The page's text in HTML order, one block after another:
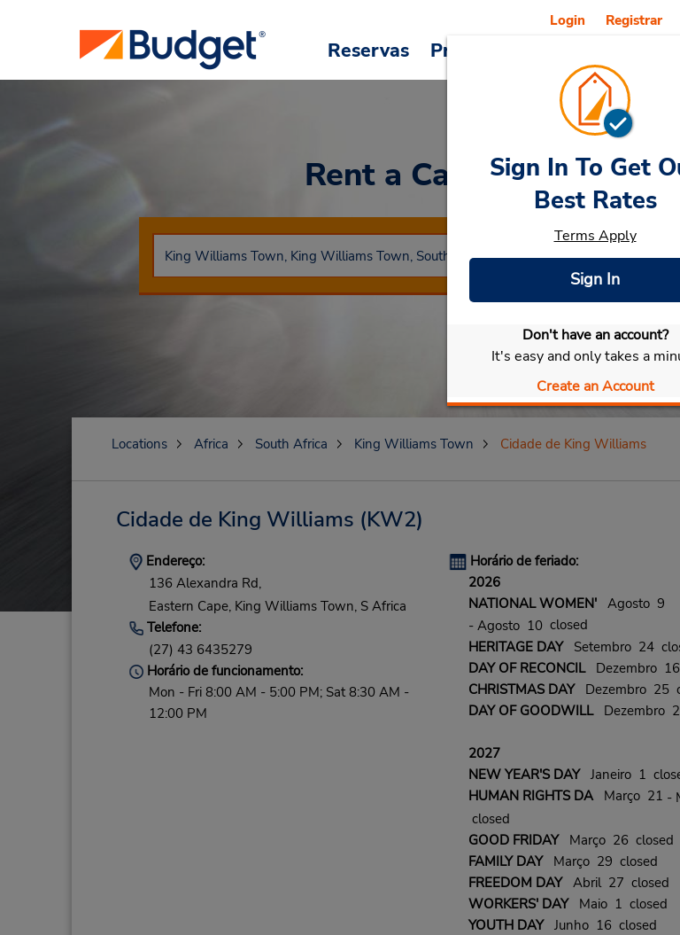
Reservas Promoções Veículos e
Login Registrar
Rent a Car at Cidade
Selecionar meu carro
Sign In To Get
Best Rates
Terms Apply
Sign In
Don't have an account?
It's easy and only takes a
Create an Account
Locations Africa South Africa King Williams Town Cidade de King Williams
Cidade de King Williams (KW2)
Endereço:
136 Alexandra Rd,
Eastern Cape, King Williams Town, S Africa
Telefone:
(27) 43 6435279
Horário de funcionamento:
Mon - Fri 8:00 AM - 5:00 PM; Sat 8:30 AM -
12:00 PM
Horário de feriado:
2026
NATIONAL WOMEN'Agosto 9
- Agosto 10closed
HERITAGE DAYSetembro 24
DAY OF RECONCILDezembro 16
CHRISTMAS DAYDezembro 25
DAY OF GOODWILLDezembro
2027
NEW YEAR'S DAYJaneiro 1
HUMAN RIGHTS DAMarço 21 -
closed
GOOD FRIDAYMarço 26 closed
FAMILY DAYMarço 29 closed
FREEDOM DAYAbril 27 closed
WORKERS' DAYMaio 1 closed
YOUTH DAYJunho 16 closed